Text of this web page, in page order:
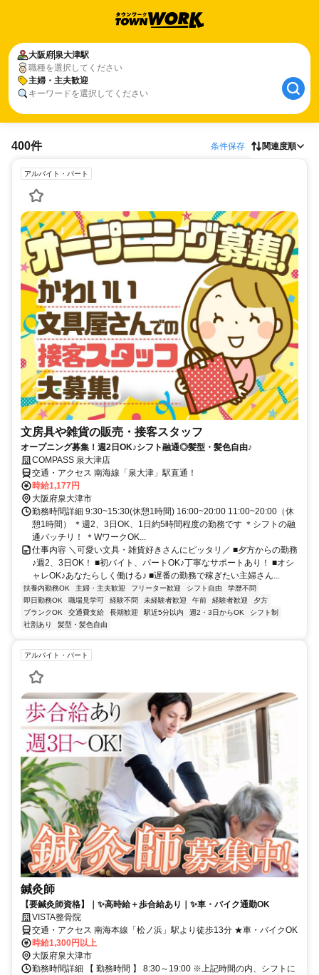
大阪府泉大津駅
職種を選択してください
主婦・主夫歓迎
キーワードを選択してください
400件 条件保存 関連度順
アルバイト・パート
文房具や雑貨の販売・接客スタッフ
オープニング募集！週2日OK♪シフト融通◎髪型・髪色自由♪
COMPASS 泉大津店
交通・アクセス 南海線「泉大津」駅直通！
時給1,177円
大阪府泉大津市
勤務時間詳細 9:30~15:30(休憩1時間) 16:00~20:00 11:00~20:00（休
憩1時間） ＊週2、3日OK、1日約5時間程度の勤務です ＊シフトの融
通バッチリ！ ＊WワークOK...
仕事内容 ＼可愛い文具・雑貨好きさんにピッタリ／ ■夕方からの勤務
♪週2、3日OK！ ■初バイト、パートOK♪丁寧なサポートあり！ ■オシ
ャレOK♪あなたらしく働ける♪ ■遅番の勤務で稼ぎたい主婦さん...
扶養内勤務OK 主婦・主夫歓迎 フリーター歓迎 シフト自由
学歴不問
即日勤務OK
職場見学可 経験不問 未経験者歓迎 午前 経験者歓迎
夕方
ブランクOK
交通費支給 長期歓迎 駅近5分以内 週2・3日からOK
シフト制
社割あり
髪型・髪色自由
アルバイト・パート
鍼灸師
【要鍼灸師資格】｜✨高時給＋歩合給あり｜✨車・バイク通勤OK
VISTA整骨院
交通・アクセス 南海本線「松ノ浜」駅より徒歩13分 ★車・バイクOK
時給1,300円以上
大阪府泉大津市
勤務時間詳細 【 勤務時間 】 8:30～19:00 ※上記時間の内、シフトに